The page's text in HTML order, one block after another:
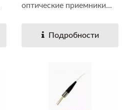
оптические приемники...
Подробности